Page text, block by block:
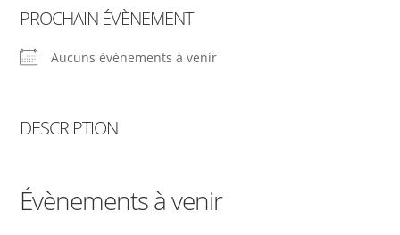
PROCHAIN ÉVÈNEMENT
Aucuns évènements à venir
DESCRIPTION
Évènements à venir